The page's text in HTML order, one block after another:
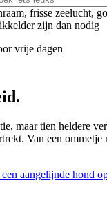
frisse zeelucht,
zijn dan nodig
vrije dagen
maar tien heldere
Van een ommetje